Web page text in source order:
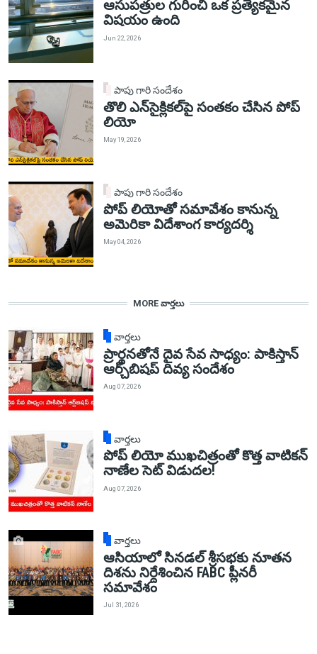
ఆసుపత్రుల గురించి ఒక ప్రత్యేకమైన
విషయం ఉంది
Jun 22, 2026
పాపు గారి సందేశం
తొలి ఎన్‌సైక్లికల్‌పై సంతకం చేసిన పోప్
లియో
May 19, 2026
పాపు గారి సందేశం
పోప్ లియోతో సమావేశం కానున్న
అమెరికా విదేశాంగ కార్యదర్శి
May 04, 2026
MORE వార్తలు
వార్తలు
ప్రార్థనతోనే దైవ సేవ సాధ్యం: పాకిస్తాన్‌
ఆర్చ్‌బిషప్ దివ్య సందేశం
Aug 07, 2026
వార్తలు
పోప్ లియో ముఖచిత్రంతో కొత్త వాటికన్
నాణేల సెట్ విడుదల!
Aug 07, 2026
వార్తలు
ఆసియాలో సినడల్ శ్రీసభకు నూతన
దిశను నిర్దేశించిన FABC ప్లీనరీ
సమావేశం
Jul 31, 2026